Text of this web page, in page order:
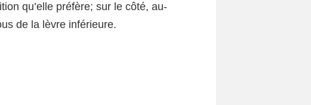
qu’elle préfère; sur le côté, au-
de la lèvre inférieure.